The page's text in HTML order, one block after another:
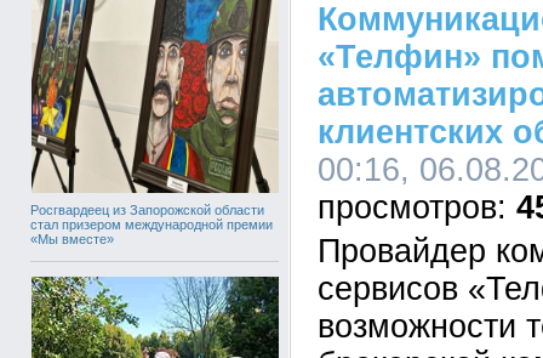
Росгвардеец из Запорожской области
стал призером международной премии
«Мы вместе»
«Телфин»
клиентских
00:16,
Провайдер
сервисов
возможности